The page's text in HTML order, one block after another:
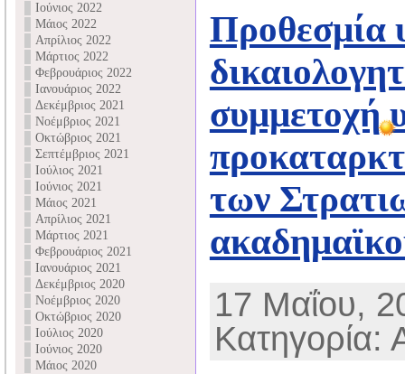
Ιούνιος 2022
Μάιος 2022
Απρίλιος 2022
Μάρτιος 2022
Φεβρουάριος 2022
Ιανουάριος 2022
Δεκέμβριος 2021
Νοέμβριος 2021
Οκτώβριος 2021
Σεπτέμβριος 2021
Ιούλιος 2021
Ιούνιος 2021
Μάιος 2021
Απρίλιος 2021
Μάρτιος 2021
Φεβρουάριος 2021
Ιανουάριος 2021
Δεκέμβριος 2020
Νοέμβριος 2020
Οκτώβριος 2020
Ιούλιος 2020
Ιούνιος 2020
Μάιος 2020
Προθεσμία
συμμετοχή
των
17 Μαΐου,
Κατηγορία: